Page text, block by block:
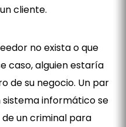
cliente.
no exista o que
caso, alguien estaría
de su negocio. Un par
sistema informático se
un criminal para